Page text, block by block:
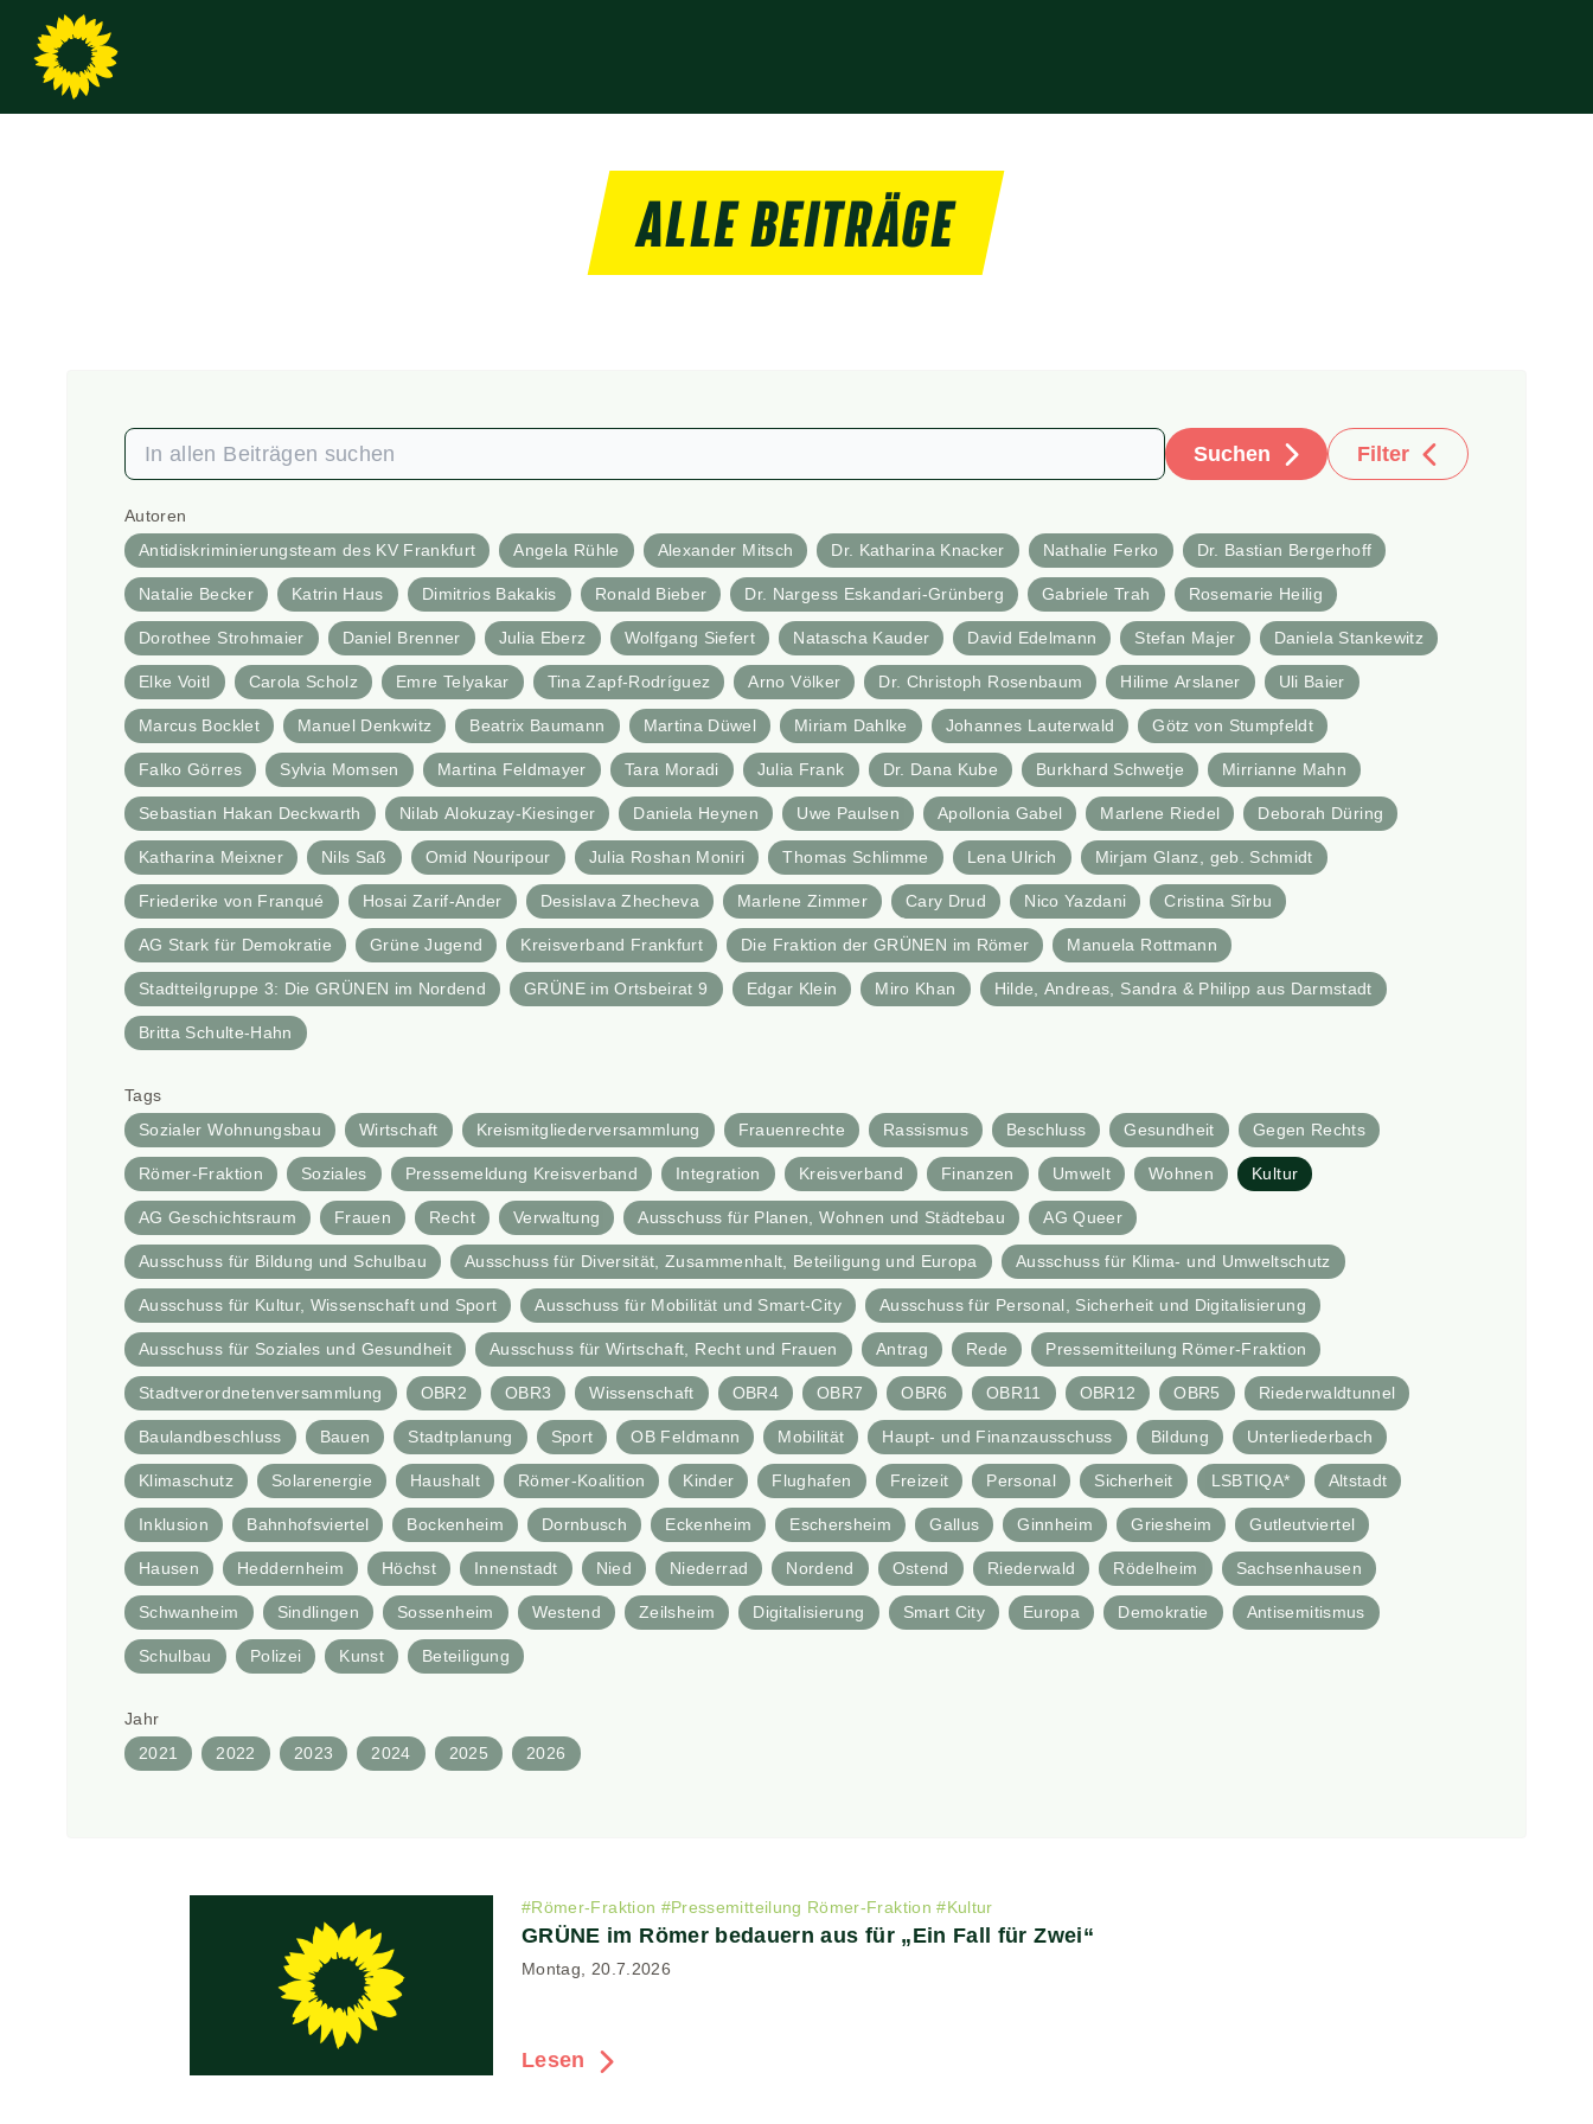
ALLE BEITRÄGE
Suchen Filter
Autoren
Antidiskriminierungsteam des KV Frankfurt
Angela Rühle Alexander Mitsch Dr. Katharina Knacker Nathalie Ferko Dr. Bastian Bergerhoff
Natalie Becker Katrin Haus Dimitrios Bakakis Ronald Bieber Dr. Nargess Eskandari-Grünberg Gabriele Trah Rosemarie Heilig
Dorothee Strohmaier Daniel Brenner Julia Eberz Wolfgang Siefert Natascha Kauder David Edelmann Stefan Majer Daniela Stankewitz
Elke Voitl Carola Scholz Emre Telyakar Tina Zapf-Rodríguez Arno Völker Dr. Christoph Rosenbaum Hilime Arslaner Uli Baier
Marcus Bocklet Manuel Denkwitz Beatrix Baumann Martina Düwel Miriam Dahlke Johannes Lauterwald Götz von Stumpfeldt
Falko Görres Sylvia Momsen Martina Feldmayer Tara Moradi Julia Frank Dr. Dana Kube Burkhard Schwetje Mirrianne Mahn
Sebastian Hakan Deckwarth Nilab Alokuzay-Kiesinger Daniela Heynen Uwe Paulsen Apollonia Gabel Marlene Riedel Deborah Düring
Katharina Meixner Nils Saß Omid Nouripour Julia Roshan Moniri Thomas Schlimme Lena Ulrich Mirjam Glanz, geb. Schmidt
Friederike von Franqué Hosai Zarif-Ander Desislava Zhecheva Marlene Zimmer Cary Drud Nico Yazdani Cristina Sîrbu
AG Stark für Demokratie Grüne Jugend Kreisverband Frankfurt Die Fraktion der GRÜNEN im Römer Manuela Rottmann
Stadtteilgruppe 3: Die GRÜNEN im Nordend GRÜNE im Ortsbeirat 9 Edgar Klein Miro Khan Hilde, Andreas, Sandra & Philipp aus Darmstadt
Britta Schulte-Hahn
Tags
Sozialer Wohnungsbau
Wirtschaft Kreismitgliederversammlung Frauenrechte Rassismus Beschluss Gesundheit Gegen Rechts
Römer-Fraktion Soziales Pressemeldung Kreisverband Integration Kreisverband Finanzen Umwelt Wohnen Kultur
AG Geschichtsraum Frauen Recht Verwaltung Ausschuss für Planen, Wohnen und Städtebau AG Queer
Ausschuss für Bildung und Schulbau Ausschuss für Diversität, Zusammenhalt, Beteiligung und Europa Ausschuss für Klima- und Umweltschutz
Ausschuss für Kultur, Wissenschaft und Sport Ausschuss für Mobilität und Smart-City Ausschuss für Personal, Sicherheit und Digitalisierung
Ausschuss für Soziales und Gesundheit Ausschuss für Wirtschaft, Recht und Frauen Antrag Rede Pressemitteilung Römer-Fraktion
Stadtverordnetenversammlung OBR2 OBR3 Wissenschaft OBR4 OBR7 OBR6 OBR11 OBR12 OBR5 Riederwaldtunnel
Baulandbeschluss Bauen Stadtplanung Sport OB Feldmann Mobilität Haupt- und Finanzausschuss Bildung Unterliederbach
Klimaschutz Solarenergie Haushalt Römer-Koalition Kinder Flughafen Freizeit Personal Sicherheit LSBTIQA* Altstadt
Inklusion Bahnhofsviertel Bockenheim Dornbusch Eckenheim Eschersheim Gallus Ginnheim Griesheim Gutleutviertel
Hausen Heddernheim Höchst Innenstadt Nied Niederrad Nordend Ostend Riederwald Rödelheim Sachsenhausen
Schwanheim Sindlingen Sossenheim Westend Zeilsheim Digitalisierung Smart City Europa Demokratie Antisemitismus
Schulbau Polizei Kunst Beteiligung
Jahr
2021
2022 2023 2024 2025 2026
#Römer-Fraktion #Pressemitteilung Römer-Fraktion #Kultur
GRÜNE im Römer bedauern aus für „Ein Fall für Zwei“
Montag, 20.7.2026
Lesen